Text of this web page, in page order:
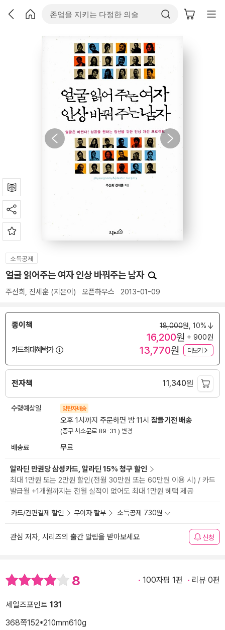
소득공제
얼굴 읽어주는 여자 인상 바꿔주는 남자
주선희 , 진세훈 (지은이) 오픈하우스 2013-01-09
종이책 18,000원, 10%
16,200원 + 900원
카드최대혜택가
13,770원 더보기
전자책 11,340원
수령예상일 양탄자배송
오후 1시까지 주문하면 밤 11시 잠들기전 배송
(중구 서소문로 89-31 ) 변경
배송료 무료
알라딘 만권당 삼성카드, 알라딘 15% 청구 할인
최대 1만원 또는 2만원 할인(전월 30만원 또는 60만원 이용 시) / 카드
발급월 +1개월까지는 전월 실적이 없어도 최대 1만원 혜택 제공
카드/간편결제 할인 무이자 할부 소득공제 730원
관심 저자, 시리즈의 출간 알림을 받아보세요 신청
8 100자평 1편 리뷰 0편
세일즈포인트 131
368쪽152*210mm610g